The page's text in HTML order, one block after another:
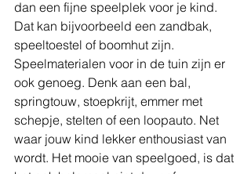
dan een fijne speelplek voor je kind.
Dat kan bijvoorbeeld een zandbak,
speeltoestel of boomhut zijn.
Speelmaterialen voor in de tuin zijn er
ook genoeg. Denk aan een bal,
springtouw, stoepkrijt, emmer met
schepje, stelten of een loopauto. Net
waar jouw kind lekker enthousiast van
wordt. Het mooie van speelgoed, is dat